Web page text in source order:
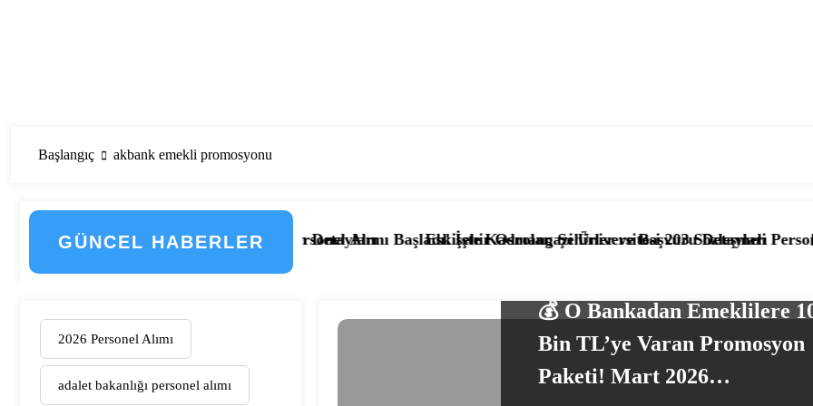
Başlangıç akbank emekli promosyonu
GÜNCEL HABERLER
İşte Düzenlemenin Detayları
Kamu Hastanesi Personel Alımı Başladı! İşte Kadrolar, Şehirler ve Başvuru Detayları
Eskişehir Osmangazi Üniversitesi 203 Sözleşmeli Personel Alımı
📰 KPSS’li ve
2026 Personel Alımı
adalet bakanlığı personel alımı
💰 O Bankadan Emeklilere
Bin TL’ye Varan Promosyon
Paketi! Mart 2026